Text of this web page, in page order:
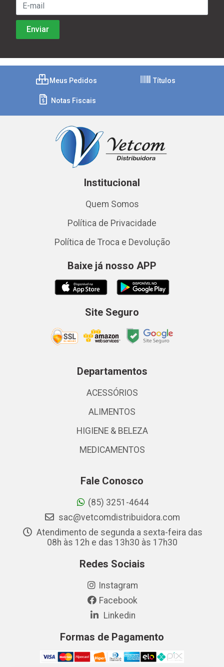
Meus Pedidos Títulos
Notas Fiscais
Institucional
Quem Somos
Política de Privacidade
Política de Troca e Devolução
Baixe já nosso APP
Site Seguro
Departamentos
ACESSÓRIOS
ALIMENTOS
HIGIENE & BELEZA
MEDICAMENTOS
Fale Conosco
(85) 3251-4644
sac@vetcomdistribuidora.com
Atendimento de segunda a sexta-feira das
08h às 12h e das 13h30 às 17h30
Redes Sociais
Instagram
Facebook
Linkedin
Formas de Pagamento